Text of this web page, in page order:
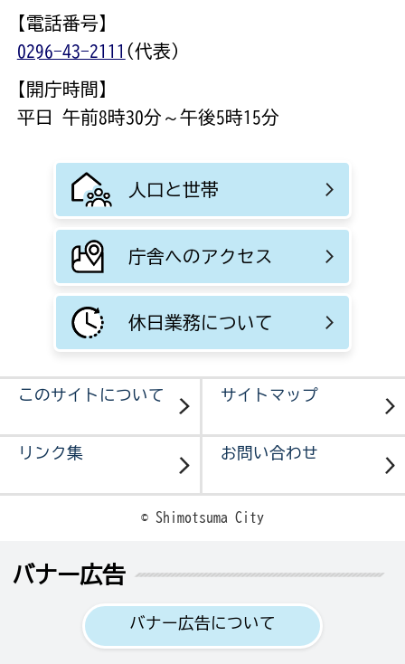
【電話番号】
0296-43-2111 (代表)
【開庁時間】
平日 午前8時30分～午後5時15分
人口と世帯
庁舎へのアクセス
休日業務について
このサイトについて サイトマップ
リンク集 お問い合わせ
© Shimotsuma City
バナー広告
バナー広告について